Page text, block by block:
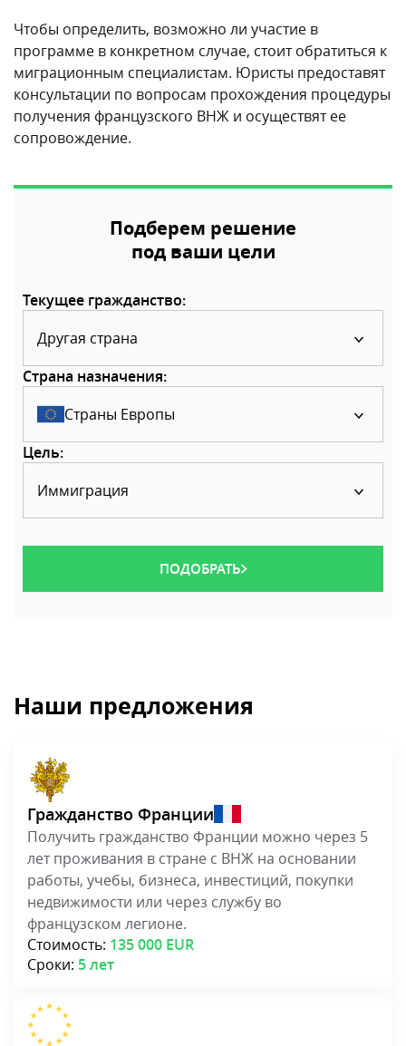
Чтобы определить, возможно ли участие в
программе в конкретном случае, стоит обратиться к
миграционным специалистам. Юристы предоставят
консультации по вопросам прохождения процедуры
получения французского ВНЖ и осуществят ее
сопровождение.
Подберем решение
под ваши цели
Текущее гражданство:
Другая страна
Страна назначения:
Страны Европы
Цель:
Иммиграция
ПОДОБРАТЬ
Наши предложения
Гражданство Франции
Получить гражданство Франции можно через 5
лет проживания в стране с ВНЖ на основании
работы, учебы, бизнеса, инвестиций, покупки
недвижимости или через службу во
французском легионе.
Стоимость: 135 000 EUR
Сроки: 5 лет